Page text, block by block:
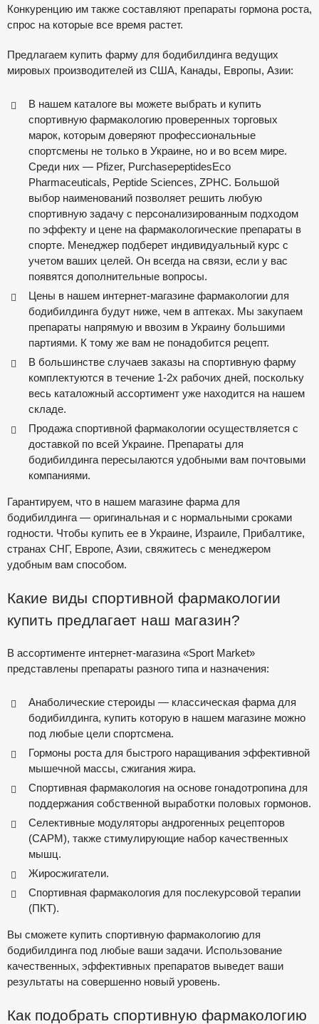
Конкуренцию им также составляют препараты гормона роста,
спрос на которые все время растет.
Предлагаем купить фарму для бодибилдинга ведущих
мировых производителей из США, Канады, Европы, Азии:
В нашем каталоге вы можете выбрать и купить
спортивную фармакологию проверенных торговых
марок, которым доверяют профессиональные
спортсмены не только в Украине, но и во всем мире.
Среди них — Pfizer, PurchasepeptidesEco
Pharmaceuticals, Peptide Sciences, ZPHC. Большой
выбор наименований позволяет решить любую
спортивную задачу с персонализированным подходом
по эффекту и цене на фармакологические препараты в
спорте. Менеджер подберет индивидуальный курс с
учетом ваших целей. Он всегда на связи, если у вас
появятся дополнительные вопросы.
Цены в нашем интернет-магазине фармакологии для
бодибилдинга будут ниже, чем в аптеках. Мы закупаем
препараты напрямую и ввозим в Украину большими
партиями. К тому же вам не понадобится рецепт.
В большинстве случаев заказы на спортивную фарму
комплектуются в течение 1-2х рабочих дней, поскольку
весь каталожный ассортимент уже находится на нашем
складе.
Продажа спортивной фармакологии осуществляется с
доставкой по всей Украине. Препараты для
бодибилдинга пересылаются удобными вам почтовыми
компаниями.
Гарантируем, что в нашем магазине фарма для
бодибилдинга — оригинальная и с нормальными сроками
годности. Чтобы купить ее в Украине, Израиле, Прибалтике,
странах СНГ, Европе, Азии, свяжитесь с менеджером
удобным вам способом.
Какие виды спортивной фармакологии
купить предлагает наш магазин?
В ассортименте интернет-магазина «Sport Market»
представлены препараты разного типа и назначения:
Анаболические стероиды — классическая фарма для
бодибилдинга, купить которую в нашем магазине можно
под любые цели спортсмена.
Гормоны роста для быстрого наращивания эффективной
мышечной массы, сжигания жира.
Спортивная фармакология на основе гонадотропина для
поддержания собственной выработки половых гормонов.
Селективные модуляторы андрогенных рецепторов
(САРМ), также стимулирующие набор качественных
мышц.
Жиросжигатели.
Спортивная фармакология для послекурсовой терапии
(ПКТ).
Вы сможете купить спортивную фармакологию для
бодибилдинга под любые ваши задачи. Использование
качественных, эффективных препаратов выведет ваши
результаты на совершенно новый уровень.
Как подобрать спортивную фармакологию